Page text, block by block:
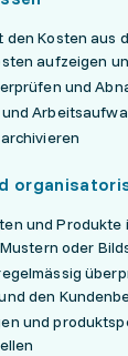
Kosten aus
aufzeigen
und
und Produkte
oder
den
und